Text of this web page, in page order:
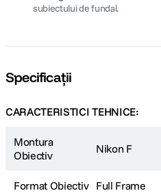
subiectului de fundal.
Specificații
CARACTERISTICI TEHNICE:
Montura
Obiectiv
Nikon F
Format Obiectiv Full Frame